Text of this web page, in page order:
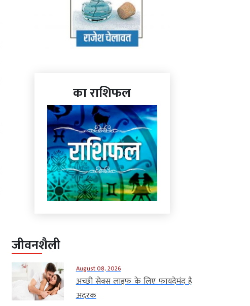
का राशिफल
जीवनशैली
August 08, 2026
अच्छी सेक्स लाइफ के लिए फायदेमंद है
अदरक